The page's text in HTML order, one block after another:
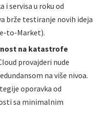
i servisa u roku od
brže testiranje novih ideja
to-Market).
na katastrofe
provajderi nude
na više nivoa.
oporavka od
sa minimalnim